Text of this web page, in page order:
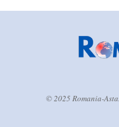
© 2025 Romania-